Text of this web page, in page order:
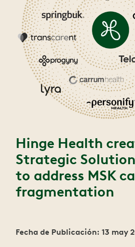
Hinge Health
Strategic
to address MSK
fragmentation
Fecha de Publicación: 13 may